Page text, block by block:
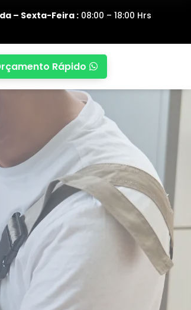
– Sexta-Feira :08:00 – 18:00 Hrs
Rápido 